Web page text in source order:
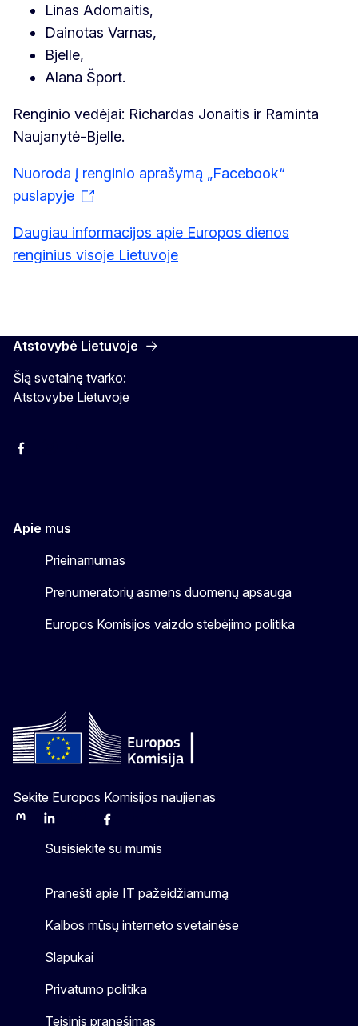
Linas Adomaitis,
Dainotas Varnas,
Bjelle,
Alana Šport.
Renginio vedėjai: Richardas Jonaitis ir Raminta
Naujanytė-Bjelle.
Nuoroda į renginio aprašymą „Facebook“
puslapyje
Daugiau informacijos apie Europos dienos
renginius visoje Lietuvoje
Atstovybė Lietuvoje
Šią svetainę tvarko:
Atstovybė Lietuvoje
Facebook
Apie mus
Prieinamumas
Prenumeratorių asmens duomenų apsauga
Europos Komisijos vaizdo stebėjimo politika
Sekite Europos Komisijos naujienas
MastodonLinkedInBlueskyFacebook
Susisiekite su mumis
Pranešti apie IT pažeidžiamumą
Kalbos mūsų interneto svetainėse
Slapukai
Privatumo politika
Teisinis pranešimas